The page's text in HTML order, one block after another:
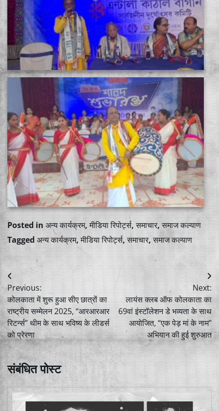
Posted in अन्य कार्यक्रम,मीडिया रिपोर्ट्स,समाचार,समाज कल्याण
Tagged अन्य कार्यक्रम,मीडिया रिपोर्ट्स,समाचार,समाज कल्याण
Post
navigation
Previous:
कोलकाता में शुरू हुआ सीए छात्रों का
राष्ट्रीय सम्मेलन 2025, “आरआरआर
रिटर्न्स” थीम के साथ भविष्य के लीडर्स
को प्रेरणा
Next:
लायंस क्लब ऑफ कोलकाता का
69वां इंस्टॉलेशन डे भव्यता के साथ
आयोजित, “एक पेड़ मां के नाम”
अभियान की हुई शुरुआत
संबंधित पोस्ट